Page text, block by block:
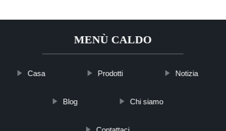
MENÙ CALDO
Casa Prodotti Notizia
Blog Chi siamo